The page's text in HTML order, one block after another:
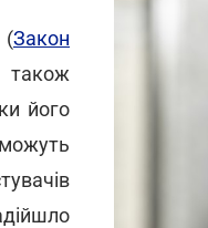
(Закон
також
його